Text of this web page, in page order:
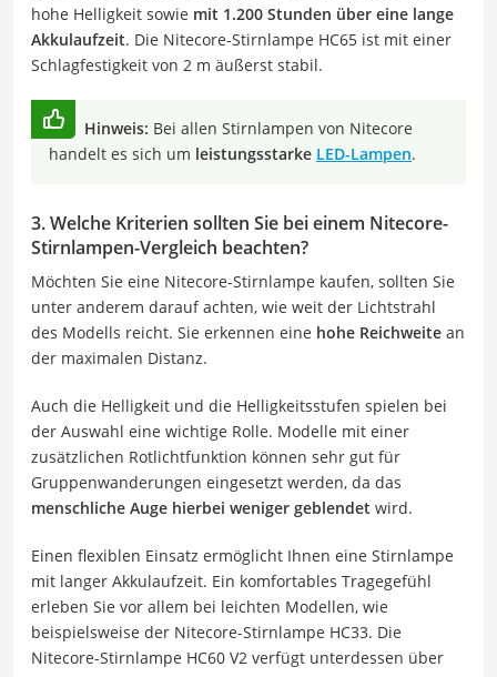
hohe Helligkeit sowie mit 1.200 Stunden über eine lange
Akkulaufzeit. Die Nitecore-Stirnlampe HC65 ist mit einer
Schlagfestigkeit von 2 m äußerst stabil.
Hinweis: Bei allen Stirnlampen von Nitecore
handelt es sich um leistungsstarke LED-Lampen.
3. Welche Kriterien sollten Sie bei einem Nitecore-
Stirnlampen-Vergleich beachten?
Möchten Sie eine Nitecore-Stirnlampe kaufen, sollten Sie
unter anderem darauf achten, wie weit der Lichtstrahl
des Modells reicht. Sie erkennen eine hohe Reichweite an
der maximalen Distanz.
Auch die Helligkeit und die Helligkeitsstufen spielen bei
der Auswahl eine wichtige Rolle. Modelle mit einer
zusätzlichen Rotlichtfunktion können sehr gut für
Gruppenwanderungen eingesetzt werden, da das
menschliche Auge hierbei weniger geblendet wird.
Einen flexiblen Einsatz ermöglicht Ihnen eine Stirnlampe
mit langer Akkulaufzeit. Ein komfortables Tragegefühl
erleben Sie vor allem bei leichten Modellen, wie
beispielsweise der Nitecore-Stirnlampe HC33. Die
Nitecore-Stirnlampe HC60 V2 verfügt unterdessen über